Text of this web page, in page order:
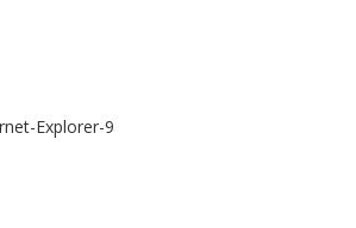
Explorer-9